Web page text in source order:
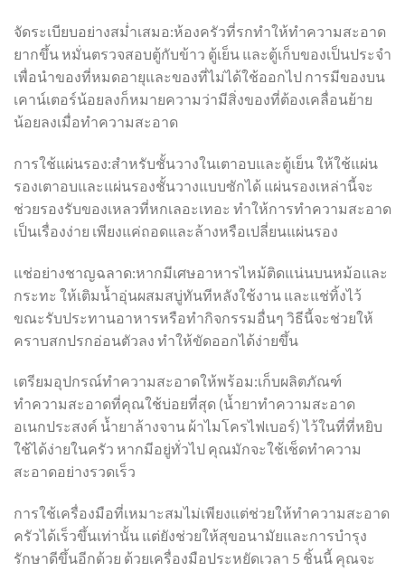
จัดระเบียบอย่างสม่ำเสมอ:ห้องครัวที่รกทำให้ทำความสะอาด
ยากขึ้น หมั่นตรวจสอบตู้กับข้าว ตู้เย็น และตู้เก็บของเป็นประจำ
เพื่อนำของที่หมดอายุและของที่ไม่ได้ใช้ออกไป การมีของบน
เคาน์เตอร์น้อยลงก็หมายความว่ามีสิ่งของที่ต้องเคลื่อนย้าย
น้อยลงเมื่อทำความสะอาด
การใช้แผ่นรอง:สำหรับชั้นวางในเตาอบและตู้เย็น ให้ใช้แผ่น
รองเตาอบและแผ่นรองชั้นวางแบบซักได้ แผ่นรองเหล่านี้จะ
ช่วยรองรับของเหลวที่หกเลอะเทอะ ทำให้การทำความสะอาด
เป็นเรื่องง่าย เพียงแค่ถอดและล้างหรือเปลี่ยนแผ่นรอง
แช่อย่างชาญฉลาด:หากมีเศษอาหารไหม้ติดแน่นบนหม้อและ
กระทะ ให้เติมน้ำอุ่นผสมสบู่ทันทีหลังใช้งาน และแช่ทิ้งไว้
ขณะรับประทานอาหารหรือทำกิจกรรมอื่นๆ วิธีนี้จะช่วยให้
คราบสกปรกอ่อนตัวลง ทำให้ขัดออกได้ง่ายขึ้น
เตรียมอุปกรณ์ทำความสะอาดให้พร้อม:เก็บผลิตภัณฑ์
ทำความสะอาดที่คุณใช้บ่อยที่สุด (น้ำยาทำความสะอาด
อเนกประสงค์ น้ำยาล้างจาน ผ้าไมโครไฟเบอร์) ไว้ในที่ที่หยิบ
ใช้ได้ง่ายในครัว หากมีอยู่ทั่วไป คุณมักจะใช้เช็ดทำความ
สะอาดอย่างรวดเร็ว
การใช้เครื่องมือที่เหมาะสมไม่เพียงแต่ช่วยให้ทำความสะอาด
ครัวได้เร็วขึ้นเท่านั้น แต่ยังช่วยให้สุขอนามัยและการบำรุง
รักษาดีขึ้นอีกด้วย ด้วยเครื่องมือประหยัดเวลา 5 ชิ้นนี้ คุณจะ